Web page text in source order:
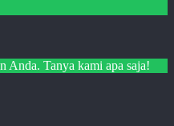
Anda. Tanya kami apa saja!